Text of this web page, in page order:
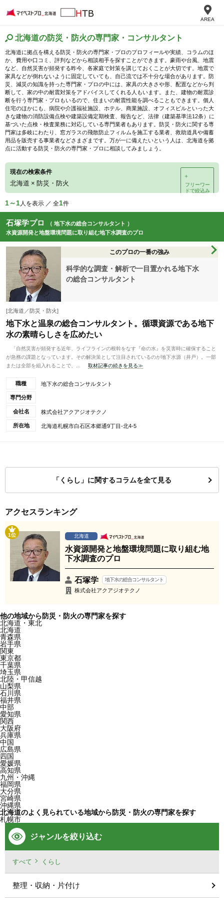
AREA
北海道の防災・防火の専門家・コンサルタント
北海道に拠点を構える防災・防火の専門家・プロのプロフィールや実績、コラムのほ
か、費用や口コミ、評判などから相談相手を探すことができます。豪雨や台風、地震
など、自然災害が頻発する昨今、各家庭で対策を講じておくことが大切です。地震で
家具などが倒れないように固定していても、自己流では不十分な場合があります。防
災、減災の知識を持った専門家・プロの中には、家具の大きさや形、配置などから判
断して、家の中の耐震対策をアドバイスしてくれる人もいます。また、建物の耐震診
断を行う専門家・プロもいるので、住まいの耐震性能を調べることもできます。個人
住宅のほかにも、病院や介護福祉施設、ホテル、商業施設、オフィスビルといった大
きな建物の消防設備点検や建築設備定期検査、報告など、法律（建築基準法12条）に
基づいた点検・検査業務に対応している専門業者もあります。防災・防火に関する専
門家は多岐にわたり、窓ガラスの飛散防止フィルムを施工する業者、救助道具や備蓄
用品を販売する事業者などさまざまです。万が一に備えたいという人は、北海道を拠
点に活動する防災・防火の専門家・プロに相談してみましょう。
現在の検索条件
北海道 × 防災・防火
＋
フリーワー
ドで絞込み
1～1人を表示 ／ 全1件
石塚学プロ
（ 地下水の総合コンサルタント ）
水資源開発と地盤環境問題に取り組む地下水調査のプロ
このプロの一番の強み
科学的な調査・解析で一目置かれる地下水
の総合コンサルタント
[北海道／防災・防火]
地下水と温泉の総合コンサルタント。循環資源である地下
水の素晴らしさを広めたい
「自然災害が頻発する近年、ライフラインの根幹をなす『命の水』を災害時に確保すること
が急務の課題となっています。その解決策として注目されているのが地下水源（井戸）。一部
または全部を組入れることで、...
取材記事の続きを見る≫
職種 地下水の総合コンサルタント
専門分野
会社名 株式会社アクアジオテクノ
所在地 北海道札幌市白石区本郷通9丁目-北4-5
「くらし」に関するコラムを全て見る
アクセスランキング
1位 北海道
水資源開発と地盤環境問題に取り組む地
下水調査のプロ
石塚学 地下水の総合コンサルタント
株式会社アクアジオテクノ
他の地域から防災・防火の専門家を探す
北海道・東北
北海道
青森県
岩手県
関東
東京都
千葉県
埼玉県
北陸・甲信越
山梨県
石川県
福井県
中部
愛知県
関西
大阪府
兵庫県
中国
広島県
四国
愛媛県
高知県
九州・沖縄
福岡県
大分県
宮崎県
沖縄県
北海道のよく見られている地域から防災・防火の専門家を探す
札幌市
ジャンルを絞り込む
すべて くらし
整理・収納・片付け